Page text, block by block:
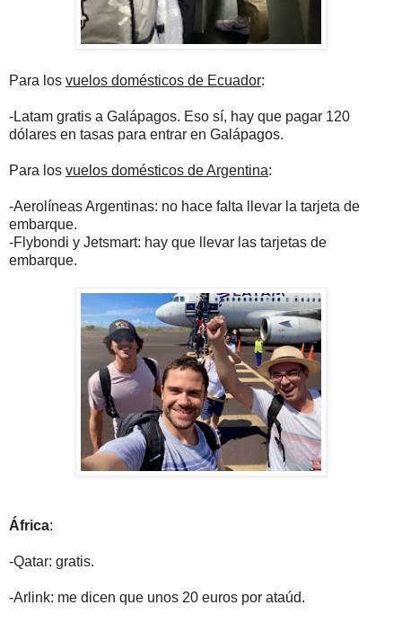
Para los vuelos domésticos de Ecuador:
-Latam gratis a Galápagos. Eso sí, hay que pagar 120
dólares en tasas para entrar en Galápagos.
Para los vuelos domésticos de Argentina:
-Aerolíneas Argentinas: no hace falta llevar la tarjeta de
embarque.
-Flybondi y Jetsmart: hay que llevar las tarjetas de
embarque.
África:
-Qatar: gratis.
-Arlink: me dicen que unos 20 euros por ataúd.